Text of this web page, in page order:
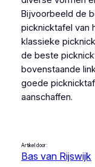
Bijvoorbeeld de
picknicktafel van
klassieke
de beste
bovenstaande
goede
aanschaffen.
Artikel door:
Bas van Rijswijk